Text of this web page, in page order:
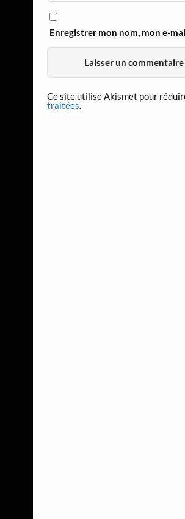
Enregistrer mon nom, mon e-
Ce site utilise Akismet pour
traitées.